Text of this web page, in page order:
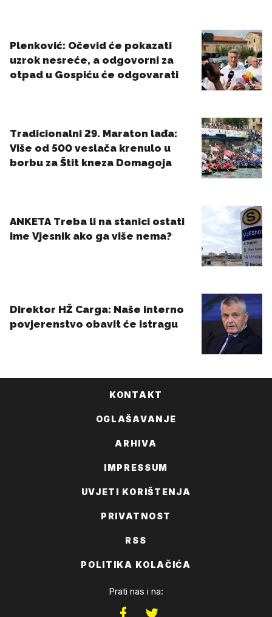
KONTAKT
OGLAŠAVANJE
ARHIVA
IMPRESSUM
UVJETI KORIŠTENJA
PRIVATNOST
RSS
POLITIKA KOLAČIĆA
Prati nas i na: